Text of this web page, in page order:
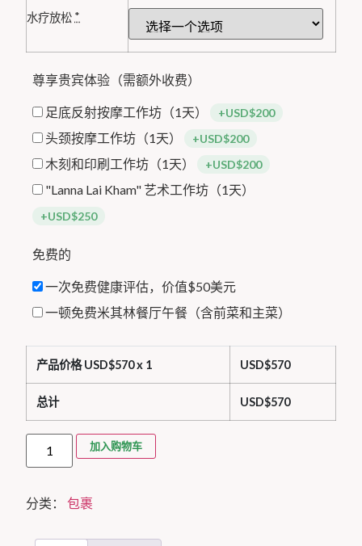
水疗放松 *
尊享贵宾体验（需额外收费）
足底反射按摩工作坊（1天） +USD$200
头颈按摩工作坊（1天） +USD$200
木刻和印刷工作坊（1天） +USD$200
"Lanna Lai Kham" 艺术工作坊（1天）
+USD$250
免费的
一次免费健康评估，价值$50美元
一顿免费米其林餐厅午餐（含前菜和主菜）
产品价格 USD$570x 1 USD$570
总计 USD$570
加入购物车
分类： 包裹